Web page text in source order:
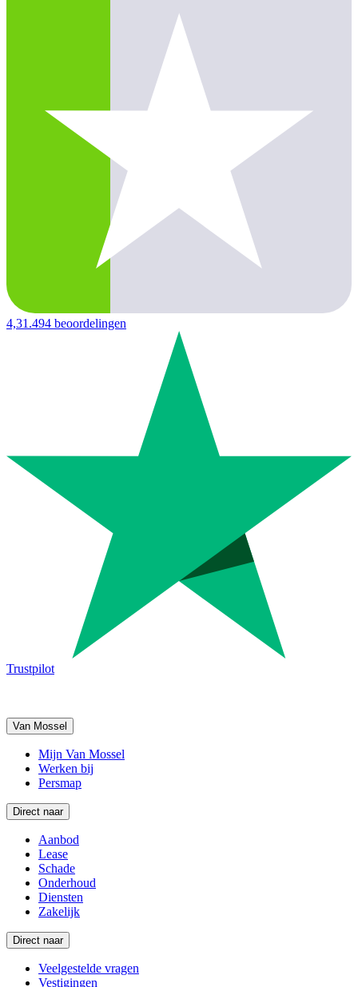
4,31.494 beoordelingen
Trustpilot
Van Mossel
Mijn Van Mossel
Werken bij
Persmap
Direct naar
Aanbod
Lease
Schade
Onderhoud
Diensten
Zakelijk
Direct naar
Veelgestelde vragen
Vestigingen